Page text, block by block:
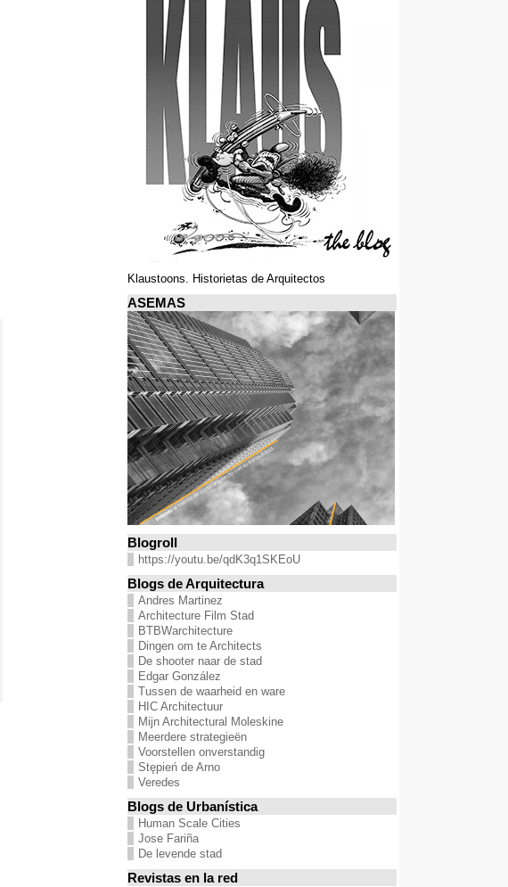
Klaustoons. Historietas de Arquitectos
ASEMAS
Blogroll
https://youtu.be/qdK3q1SKEoU
Blogs de Arquitectura
Andres Martinez
Architecture Film Stad
BTBWarchitecture
Dingen om te Architects
De shooter naar de stad
Edgar González
Tussen de waarheid en ware
HIC Architectuur
Mijn Architectural Moleskine
Meerdere strategieën
Voorstellen onverstandig
Stępień de Arno
Veredes
Blogs de Urbanística
Human Scale Cities
Jose Fariña
De levende stad
Revistas en la red